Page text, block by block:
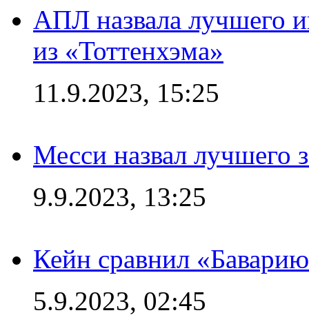
АПЛ назвала лучшего
из «Тоттенхэма»
11.9.2023, 15:25
Месси назвал лучшего
9.9.2023, 13:25
Кейн сравнил
5.9.2023, 02:45